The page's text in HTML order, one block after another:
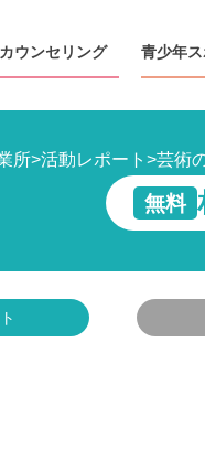
カウンセ リング 青少年
所>活動レポート >芸術
無料